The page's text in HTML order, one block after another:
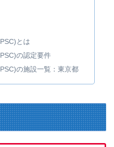
とは
の認定要件
の施設一覧：東京都